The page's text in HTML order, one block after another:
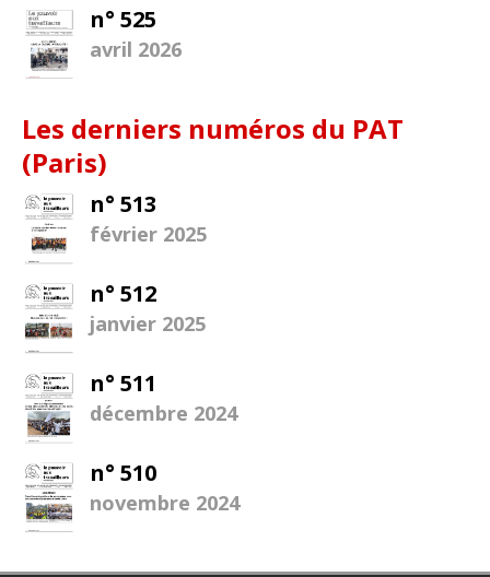
n° 525
avril 2026
Les derniers numéros du PAT
(Paris)
n° 513
février 2025
n° 512
janvier 2025
n° 511
décembre 2024
n° 510
novembre 2024